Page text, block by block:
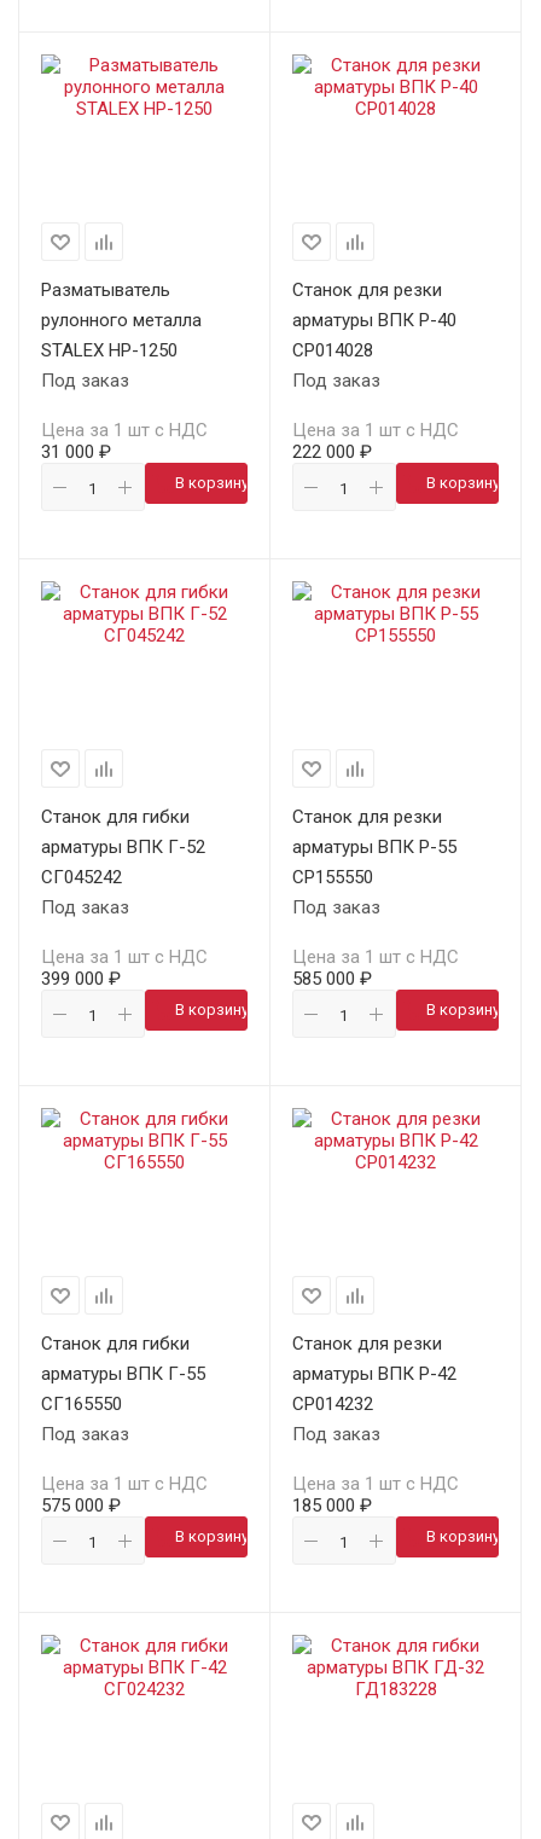
Разматыватель
рулонного металла
STALEX НР-1250
Под заказ
Цена за 1 шт с НДС
31 000 ₽
В корзину
Станок для резки
арматуры ВПК Р-40
СР014028
Под заказ
Цена за 1 шт с НДС
222 000 ₽
В корзину
Станок для гибки
арматуры ВПК Г-52
СГ045242
Под заказ
Цена за 1 шт с НДС
399 000 ₽
В корзину
Станок для резки
арматуры ВПК Р-55
СР155550
Под заказ
Цена за 1 шт с НДС
585 000 ₽
В корзину
Станок для гибки
арматуры ВПК Г-55
СГ165550
Под заказ
Цена за 1 шт с НДС
575 000 ₽
В корзину
Станок для резки
арматуры ВПК Р-42
СР014232
Под заказ
Цена за 1 шт с НДС
185 000 ₽
В корзину